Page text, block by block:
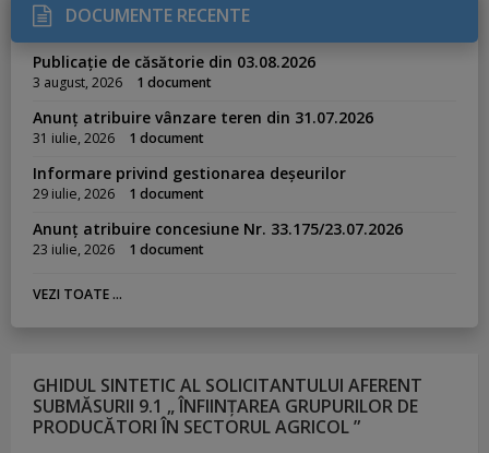
DOCUMENTE RECENTE
Publicație de căsătorie din 03.08.2026
3 august, 2026 1 document
Anunț atribuire vânzare teren din 31.07.2026
31 iulie, 2026 1 document
Informare privind gestionarea deșeurilor
29 iulie, 2026 1 document
Anunț atribuire concesiune Nr. 33.175/23.07.2026
23 iulie, 2026 1 document
VEZI TOATE ...
GHIDUL SINTETIC AL SOLICITANTULUI AFERENT
SUBMĂSURII 9.1 „ ÎNFIINȚAREA GRUPURILOR DE
PRODUCĂTORI ÎN SECTORUL AGRICOL ”